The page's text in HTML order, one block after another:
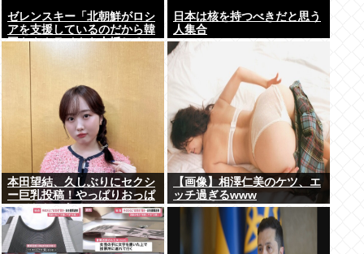
ゼレンスキー「北朝鮮がロシ
アを支援しているのだから韓
国もウクライナを支援しろ」
日本は核を持つべきだと思う
人集合
本田望結、久しぶりにセクシ
ー巨乳投稿！やっぱりおっぱ
いでかかった！
【画像】相澤仁美のケツ、エ
ッチ過ぎるwww